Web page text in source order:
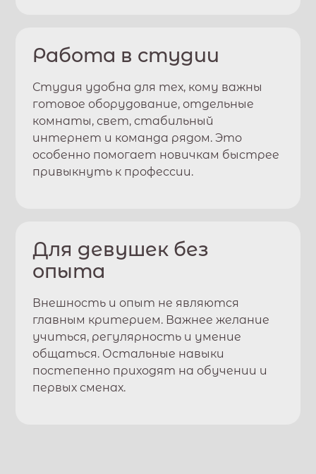
Работа в студии
Студия удобна для тех, кому важны
готовое оборудование, отдельные
комнаты, свет, стабильный
интернет и команда рядом. Это
особенно помогает новичкам быстрее
привыкнуть к профессии.
Для девушек без
опыта
Внешность и опыт не являются
главным критерием. Важнее желание
учиться, регулярность и умение
общаться. Остальные навыки
постепенно приходят на обучении и
первых сменах.